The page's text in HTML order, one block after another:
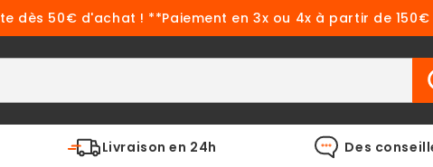
dès 50€ d'achat ! **Paiement en 3x ou 4x à partir de 150€
Livraison en 24h Des